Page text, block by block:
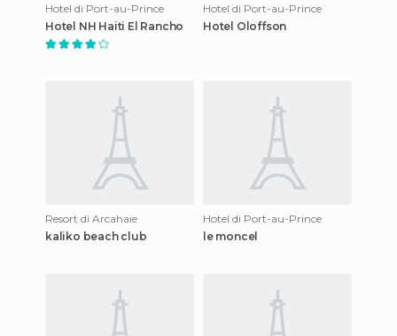
Hotel di Port-au-Prince
Hotel NH Haiti El Rancho
Hotel di Port-au-Prince
Hotel Oloffson
Resort di Arcahaie
kaliko beach club
Hotel di Port-au-Prince
le moncel